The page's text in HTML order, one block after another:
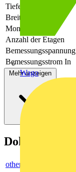
Wago
Tiefe
Breite
Montageart
Anzahl der Etagen
Bemessungsspannung
Bemessungsstrom In
Mehr anzeigen
Dokumente
others